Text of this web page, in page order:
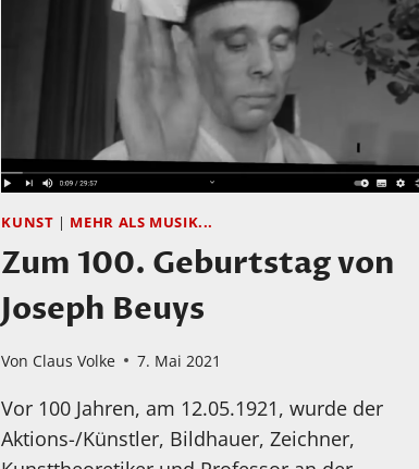
KUNST | MEHR ALS MUSIK...
Zum 100. Geburtstag von
Joseph Beuys
Von Claus Volke 7. Mai 2021
Vor 100 Jahren, am 12.05.1921, wurde der
Aktions-/Künstler, Bildhauer, Zeichner,